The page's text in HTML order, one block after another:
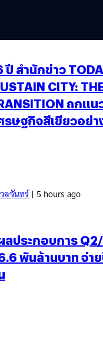
สำนักข่าว
CITY:
ถกแน
รษฐกิจสีเขียวอย่า
ลจันทร์| 5 hours ago
ลประกอบการ
พันล้านบาท จ่า